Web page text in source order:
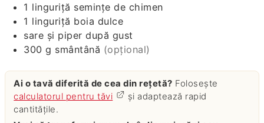
1 linguriță semințe de chimen
1 linguriță boia dulce
sare și piper după gust
300 g smântână (opțional)
Ai o tavă diferită de cea din rețetă? Folosește
calculatorul pentru tăvi
și adaptează rapid
cantitățile.